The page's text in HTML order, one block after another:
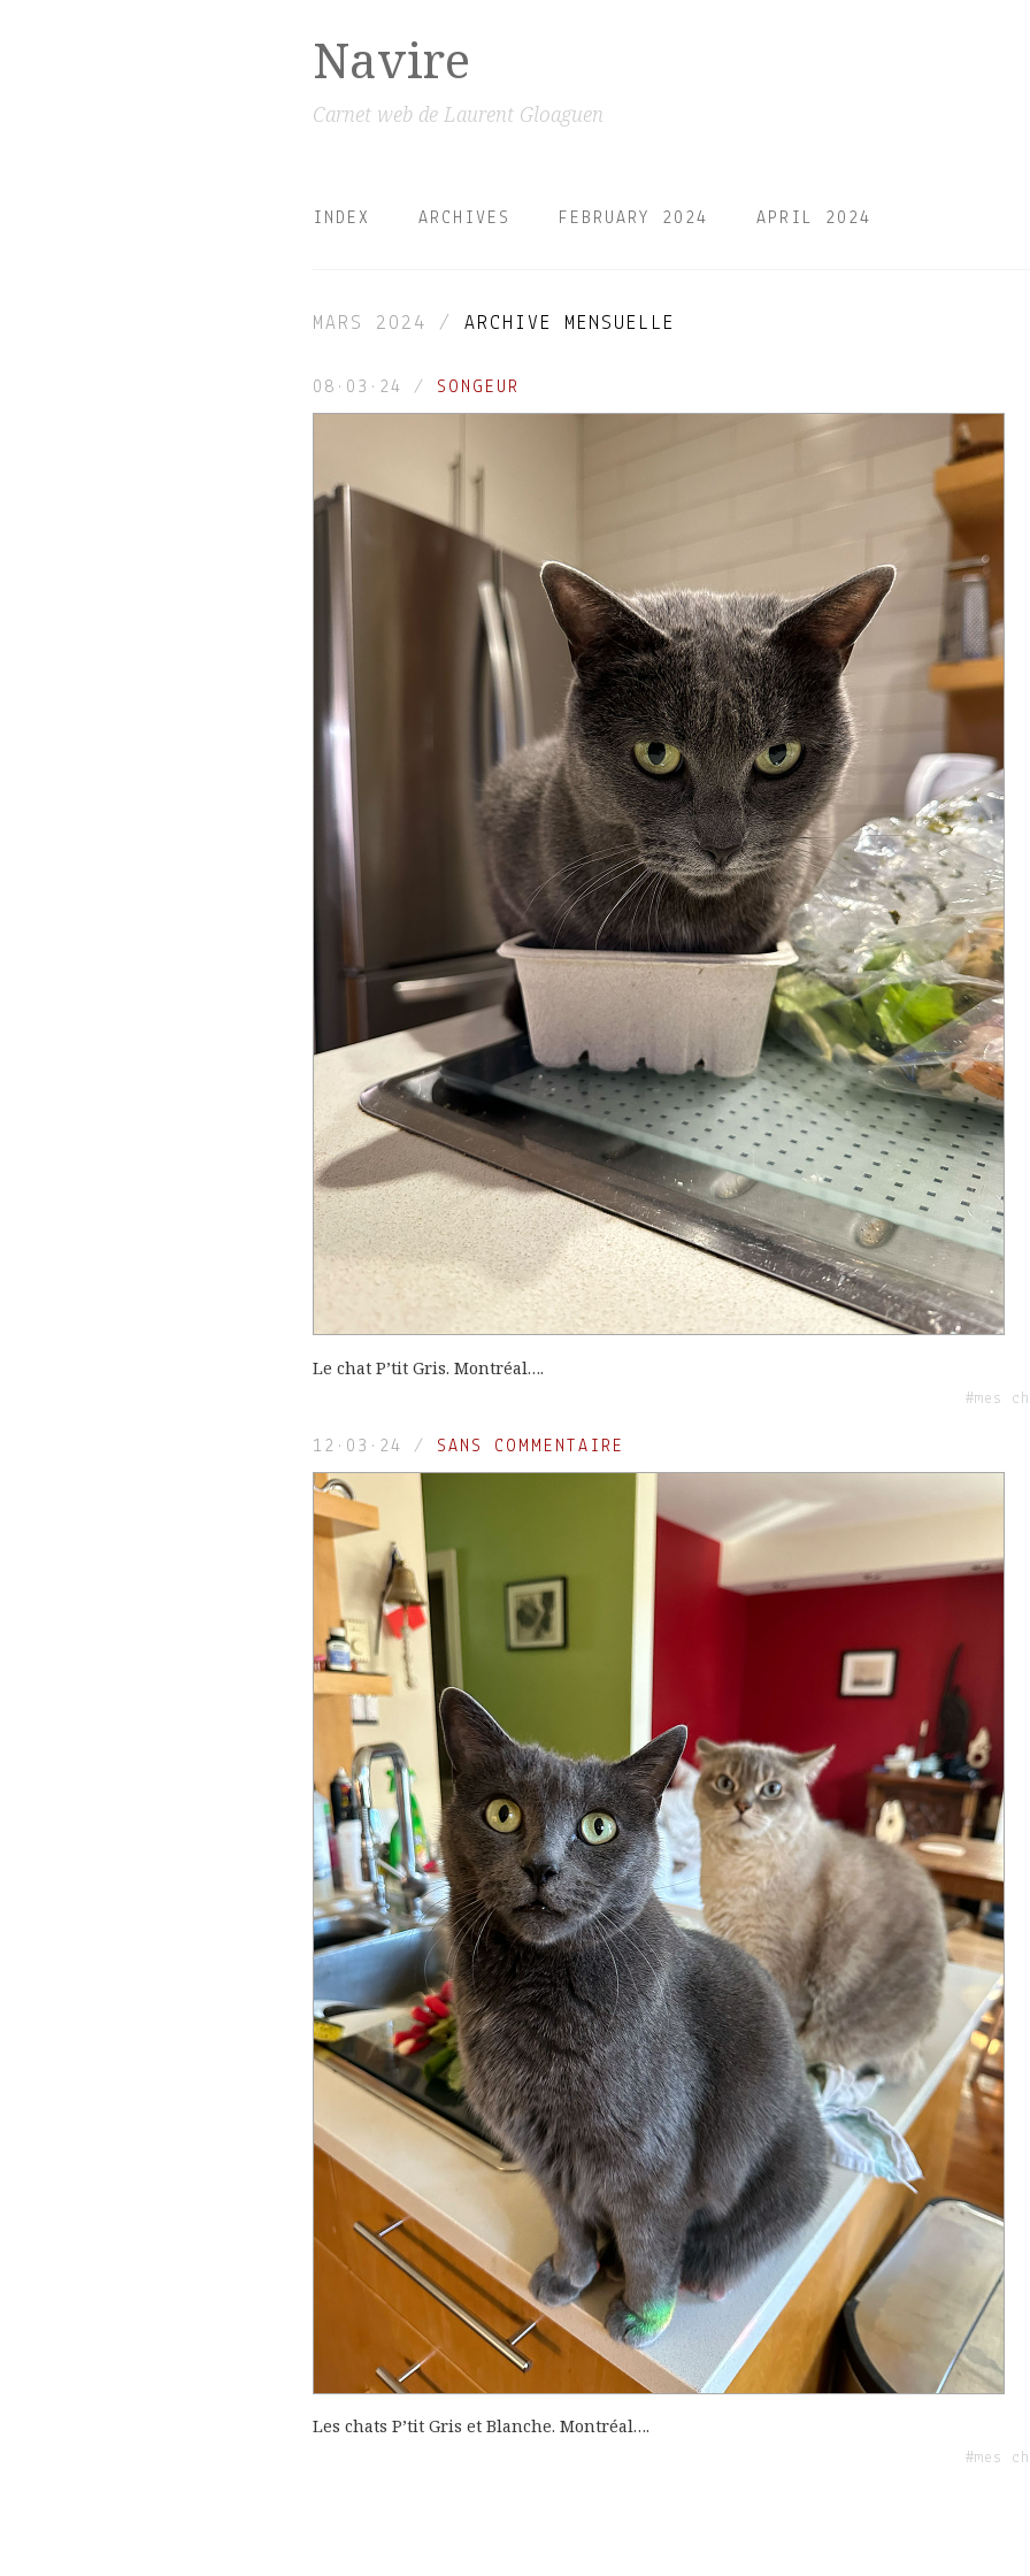
Navire
Carnet web de Laurent Gloaguen
INDEX ARCHIVES FEBRUARY 2024 APRIL 2024
MARS 2024 / ARCHIVE MENSUELLE
08·03·24 / SONGEUR
Le chat P’tit Gris. Montréal….
#mes
12·03·24 / SANS COMMENTAIRE
Les chats P’tit Gris et Blanche. Montréal….
#mes